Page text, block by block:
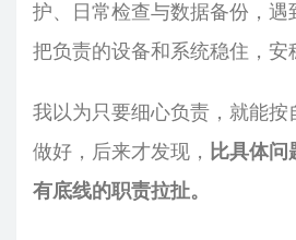
护、日常检查与数据备份，遇
把负责的设备和系统稳住，安
我以为只要细心负责，就能按
做好，后来才发现， 比具体问
有底线的职责拉扯。